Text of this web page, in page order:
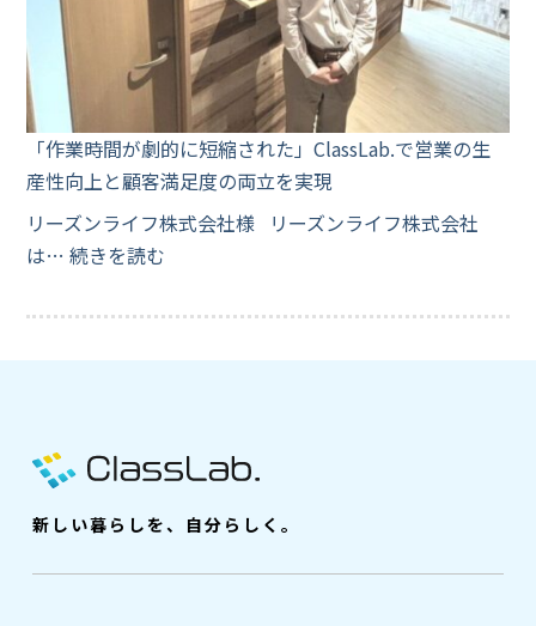
「作業時間が劇的に短縮された」ClassLab.で営業の生
産性向上と顧客満足度の両立を実現
リーズンライフ株式会社様 リーズンライフ株式会社
は…続きを読む
新しい暮らしを、自分らしく。